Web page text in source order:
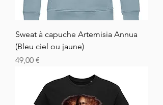
Sweat à capuche Artemisia Annua
(Bleu ciel ou jaune)
Prix
49,00 €